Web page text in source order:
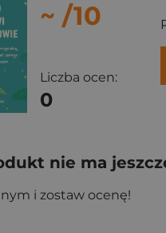
~ /10
Liczba ocen:
0
nie ma
i zostaw ocenę!